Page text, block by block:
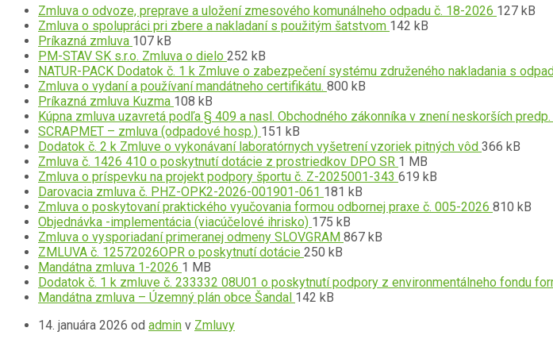
PrílohyZmluva o odvoze, preprave a uložení zmesového komunálneho odpadu č. 18-2026 Prípona
Veľkosť
127 kB
Zmluva o spolupráci pri zbere a nakladaní s použitým šatstvom Prípona
Veľkosť
142 kB
Príkazná zmluva Prípona
súboru:
pdf
Veľkosť
súboru:
107 kB
PM-STAV SK s.r.o. Zmluva o dielo Prípona
súboru:
pdf
Veľkosť
súboru:
252 kB
NATUR-PACK Dodatok č. 1 k Zmluve o zabezpečení systému združeného nakladania s
Zmluva o vydaní a používaní mandátneho certifikátu. Prípona
pdf
Veľkosť
800 kB
Príkazná zmluva Kuzma Prípona
súboru:
pdf
Veľkosť
súboru:
108 kB
Kúpna zmluva uzavretá podľa § 409 a nasl. Obchodného zákonníka v znení neskorších
SCRAPMET – zmluva (odpadové hosp.) Prípona
súboru:
pdf
Veľkosť
súboru:
151 kB
Dodatok č. 2 k Zmluve o vykonávaní laboratórnych vyšetrení vzoriek pitných vôd Prípona
Veľkosť
366 kB
Zmluva č. 1426 410 o poskytnutí dotácie z prostriedkov DPO SR Prípona
súboru:
Veľkosť
súboru:
1 MB
Zmluva o príspevku na projekt podpory športu č. Z-2025001-343 Prípona
pdf
Veľkosť
619 kB
Darovacia zmluva č. PHZ-OPK2-2026-001901-061 Prípona
súboru:
pdf
Veľkosť
súboru:
181 kB
Zmluva o poskytovaní praktického vyučovania formou odbornej praxe č. 005-2026 Prípona
Veľkosť
810 kB
Objednávka -implementácia (viacúčelové ihrisko) Prípona
súboru:
pdf
Veľkosť
súboru:
175 kB
Zmluva o vysporiadaní primeranej odmeny SLOVGRAM Prípona
Veľkosť
867 kB
ZMLUVA č. 12572026OPR o poskytnutí dotácie Prípona
pdf
Veľkosť
250 kB
Mandátna zmluva 1-2026 Prípona
súboru:
pdf
Veľkosť
súboru:
1 MB
Dodatok č. 1 k zmluve č. 233332 08U01 o poskytnutí podpory z environmentálneho fondu
Mandátna zmluva – Územný plán obce Šandal Prípona
Veľkosť
142 kB
14. januára 2026 od admin v Zmluvy